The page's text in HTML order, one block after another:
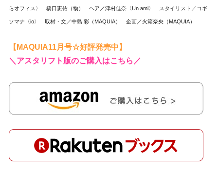
らオフィス〉 橋口恵佑（物） ヘア／津村佳奈〈Un ami〉 スタイリスト／コギ
ソマナ〈io〉 取材・文／中島 彩（MAQUIA） 企画／火箱奈央（MAQUIA）
【MAQUIA11月号☆好評発売中】
＼アスタリフト版のご購入はこちら／